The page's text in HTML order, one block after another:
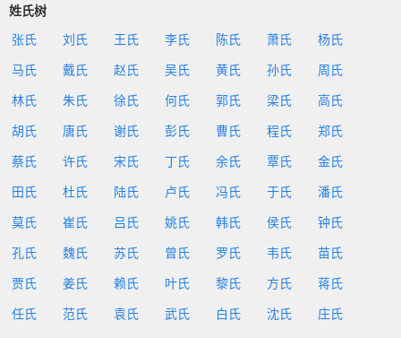
姓氏树
张氏 刘氏 王氏 李氏 陈氏 萧氏 杨氏
马氏 戴氏 赵氏 吴氏 黄氏 孙氏 周氏
林氏 朱氏 徐氏 何氏 郭氏 梁氏 高氏
胡氏 唐氏 谢氏 彭氏 曹氏 程氏 郑氏
蔡氏 许氏 宋氏 丁氏 余氏 覃氏 金氏
田氏 杜氏 陆氏 卢氏 冯氏 于氏 潘氏
莫氏 崔氏 吕氏 姚氏 韩氏 侯氏 钟氏
孔氏 魏氏 苏氏 曾氏 罗氏 韦氏 苗氏
贾氏 姜氏 赖氏 叶氏 黎氏 方氏 蒋氏
任氏 范氏 袁氏 武氏 白氏 沈氏 庄氏